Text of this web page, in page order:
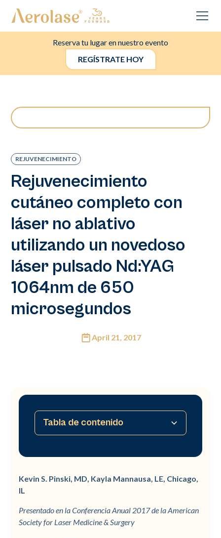
Reserva tu lugar en nuestro evento
REGÍSTRATE HOY
REJUVENECIMIENTO
Rejuvenecimiento
cutáneo completo con
láser no ablativo
utilizando un novedoso
láser pulsado Nd:YAG
1064nm de 650
microsegundos
April 21, 2017
Kevin S. Pinski, MD, Kayla Mannausa, LE, Chicago,
IL
Presentado en la Conferencia Anual 2017 de la American
Society for Laser Medicine & Surgery
Tabla de contenido